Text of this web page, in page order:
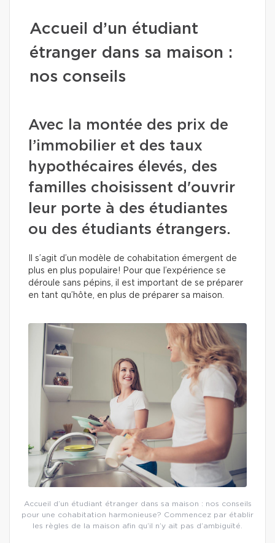
Accueil d’un étudiant
étranger dans sa maison :
nos conseils
Avec la montée des prix de
l’immobilier et des taux
hypothécaires élevés, des
familles choisissent d'ouvrir
leur porte à des étudiantes
ou des étudiants étrangers.
Il s’agit d’un modèle de cohabitation émergent de
plus en plus populaire! Pour que l’expérience se
déroule sans pépins, il est important de se préparer
en tant qu’hôte, en plus de préparer sa maison.
Accueil d’un étudiant étranger dans sa maison : nos conseils
pour une cohabitation harmonieuse? Commencez par établir
les règles de la maison afin qu’il n’y ait pas d’ambiguïté.